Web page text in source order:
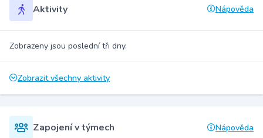
Aktivity Nápověda
Zobrazeny jsou poslední tři dny.
Zobrazit všechny aktivity
Zapojení v týmech Nápověda